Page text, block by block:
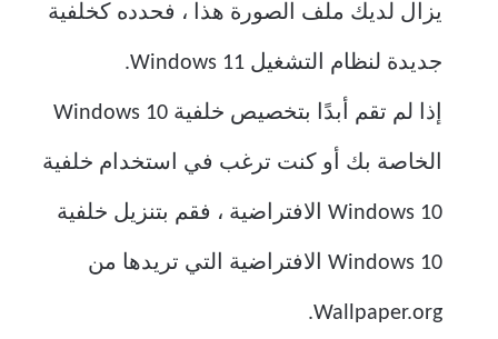
يزال لديك ملف الصورة هذا ، فحدده كخلفية
جديدة لنظام التشغيل Windows 11.
إذا لم تقم أبدًا بتخصيص خلفية Windows 10
الخاصة بك أو كنت ترغب في استخدام خلفية
Windows 10 الافتراضية ، فقم بتنزيل خلفية
Windows 10 الافتراضية التي تريدها من
Wallpaper.org.